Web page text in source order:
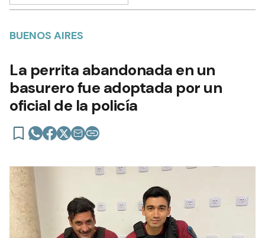
BUENOS AIRES
La perrita abandonada en un
basurero fue adoptada por un
oficial de la policía